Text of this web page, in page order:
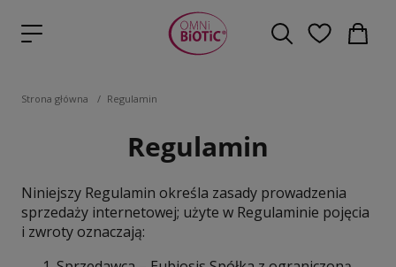
Strona główna / Regulamin
Regulamin
Niniejszy Regulamin określa zasady prowadzenia
sprzedaży internetowej; użyte w Regulaminie pojęcia
i zwroty oznaczają: